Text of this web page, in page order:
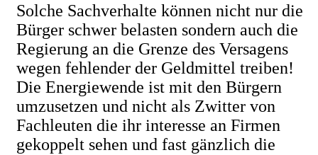
Solche Sachverhalte können nicht nur die
Bürger schwer belasten sondern auch die
Regierung an die Grenze des Versagens
wegen fehlender der Geldmittel treiben!
Die Energiewende ist mit den Bürgern
umzusetzen und nicht als Zwitter von
Fachleuten die ihr interesse an Firmen
gekoppelt sehen und fast gänzlich die